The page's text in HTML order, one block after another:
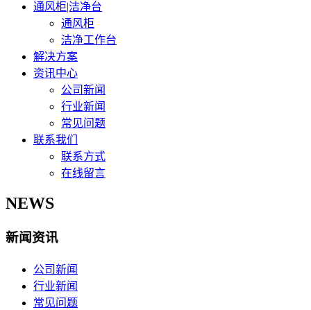
通风柜|洁净台
通风柜
洁净工作台
解决方案
资讯中心
公司新闻
行业新闻
常见问题
联系我们
联系方式
在线留言
NEWS
新闻资讯
公司新闻
行业新闻
常见问题